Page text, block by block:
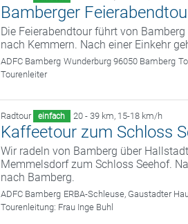
Bamberger
Die Feierabendtour führt von
nach Kemmern. Nach einer Einkehr
ADFC Bamberg Wunderburg 96050 Bamberg
Tourenleiter
Radtour einfach 20 - 39 km, 15-18 km/h
Kaffeetour zum Schloss
Wir radeln von Bamberg über
Memmelsdorf zum Schloss Seehof.
nach Bamberg.
ADFC Bamberg ERBA-Schleuse, Gaustadter
Tourenleitung: Frau Inge Buhl